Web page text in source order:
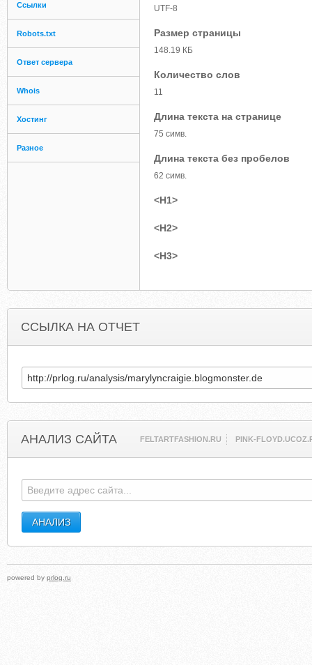
Ссылки
Robots.txt
Ответ сервера
Whois
Хостинг
Разное
UTF-8
Размер страницы
148.19 КБ
Количество слов
11
Длина текста на странице
75 симв.
Длина текста без пробелов
62 симв.
<H1>
<H2>
<H3>
ССЫЛКА НА ОТЧЕТ
АНАЛИЗ САЙТА FELTARTFASHION.RU PINK-
powered by prlog.ru